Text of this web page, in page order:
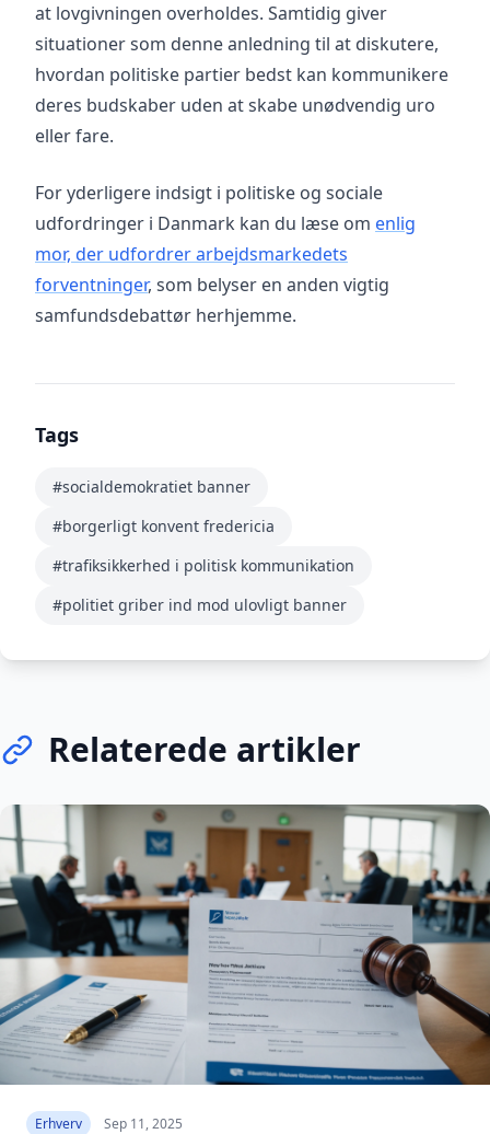
at lovgivningen overholdes. Samtidig giver
situationer som denne anledning til at diskutere,
hvordan politiske partier bedst kan kommunikere
deres budskaber uden at skabe unødvendig uro
eller fare.
For yderligere indsigt i politiske og sociale
udfordringer i Danmark kan du læse om enlig
mor, der udfordrer arbejdsmarkedets
forventninger, som belyser en anden vigtig
samfundsdebattør herhjemme.
Tags
#socialdemokratiet banner
#borgerligt konvent fredericia
#trafiksikkerhed i politisk kommunikation
#politiet griber ind mod ulovligt banner
Relaterede artikler
Erhverv Sep 11, 2025